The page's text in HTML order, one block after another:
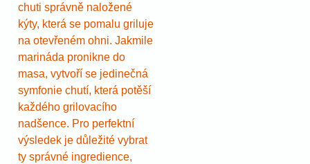
chuti správně naložené
kýty, která se pomalu griluje
na otevřeném ohni. Jakmile
marináda pronikne do
masa, vytvoří se jedinečná
symfonie chutí, která potěší
každého grilovacího
nadšence. Pro perfektní
výsledek je důležité vybrat
ty správné ingredience,